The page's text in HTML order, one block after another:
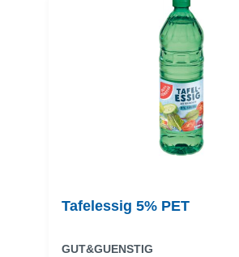
Tafelessig 5% PET
GUT&GUENSTIG